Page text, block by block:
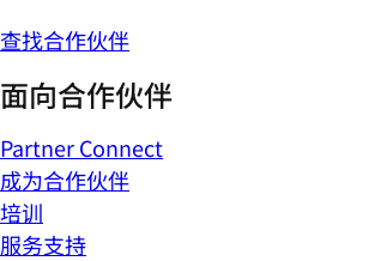
查找合作伙伴
面向合作伙伴
Partner Connect
成为合作伙伴
培训
服务支持